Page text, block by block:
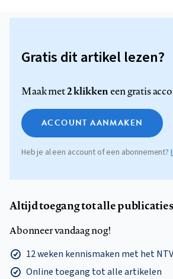
Gratis dit artikel lezen?
Maak met2 klikkeneen gratis
ACCOUNT AANMAKEN
Heb je al een account of een abonnement?
Altijd toegang tot alle
Abonneer vandaag nog!
12 weken kennismaken met het
Online toegang tot alle artikelen